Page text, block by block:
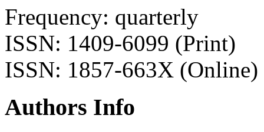
Frequency: quarterly
ISSN: 1409-6099 (Print)
ISSN: 1857-663X (Online)
Authors Info